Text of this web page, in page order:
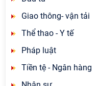
Giao thông- vận tải
Thể thao - Y tế
Pháp luật
Tiền tệ - Ngân hàng